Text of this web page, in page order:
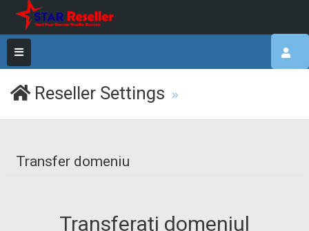
Reseller Settings
Transfer domeniu
Transferați domeniul